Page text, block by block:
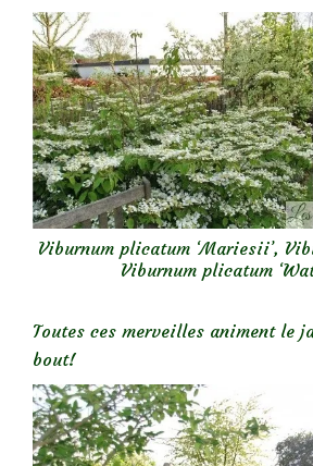
Viburnum plicatum ‘Mariesii’,
Viburnum plicatum
Toutes ces merveilles animent le
bout!